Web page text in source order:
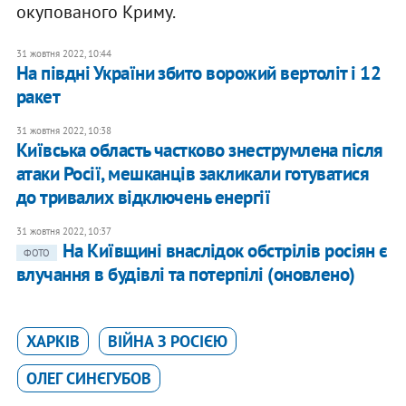
окупованого Криму.
31 жовтня 2022, 10:44
На півдні України збито ворожий вертоліт і 12
ракет
31 жовтня 2022, 10:38
Київська область частково знеструмлена після
атаки Росії, мешканців закликали готуватися
до тривалих відключень енергії
31 жовтня 2022, 10:37
ФОТО
​На Київщині внаслідок обстрілів росіян є
влучання в будівлі та потерпілі (оновлено)
ХАРКІВ
ВІЙНА З РОСІЄЮ
ОЛЕГ СИНЄГУБОВ